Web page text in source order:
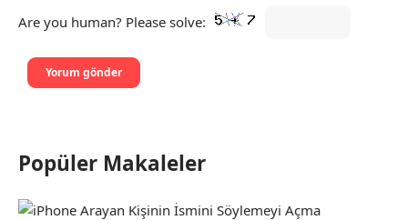
Are you human? Please solve:
Popüler Makaleler